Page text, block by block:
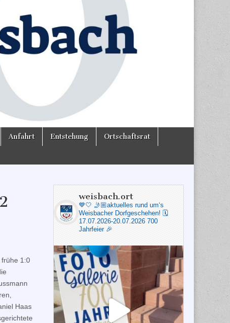
Anfahrt Entstehung Ortschaftsrat
frühe 1:0
Haas
weisbach.ort
💙🤍 🤳🏼aktuelles rund um‘s
Weisbacher Dorfgeschehen! 🗓️
17.07.2026-20.07.2026 700
Jahrfeier 🎉